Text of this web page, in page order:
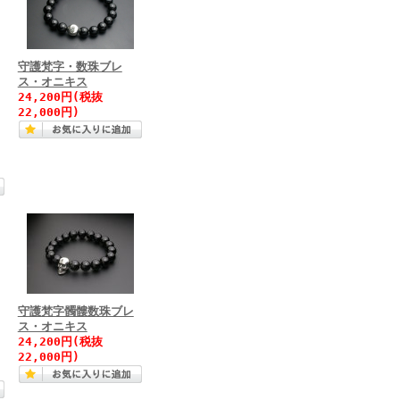
守護梵字・数珠ブレ
ス・オニキス
24,200円(税抜
22,000円)
守護梵字髑髏数珠ブレ
ス・オニキス
24,200円(税抜
22,000円)